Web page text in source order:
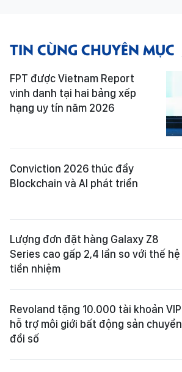
TIN CÙNG CHUYÊN MỤC
FPT được Vietnam Report
vinh danh tại hai bảng xếp
hạng uy tín năm 2026
Conviction 2026 thúc đẩy
Blockchain và AI phát triển
Lượng đơn đặt hàng Galaxy Z8
Series cao gấp 2,4 lần so với thế hệ
tiền nhiệm
Revoland tặng 10.000 tài khoản VIP
hỗ trợ môi giới bất động sản chuyển
đổi số